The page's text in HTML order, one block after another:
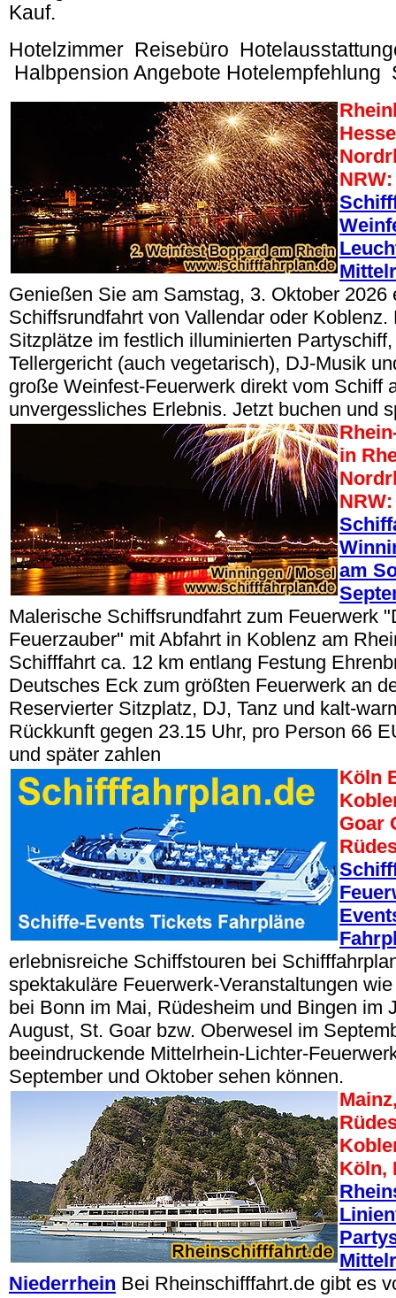
Kauf.
Hotelzimmer Reisebüro
Halbpension Angebote Hotelempfehlung
Genießen Sie am Samstag, 3. Oktober 2026
Schiffsrundfahrt von Vallendar oder Koblenz.
Sitzplätze im festlich illuminierten
Tellergericht (auch vegetarisch), DJ-Musik
große Weinfest-Feuerwerk direkt vom Schiff
unvergessliches Erlebnis. Jetzt buchen und
in
NRW:
am
Malerische Schiffsrundfahrt zum Feuerwerk
Feuerzauber" mit Abfahrt in Koblenz am
Schifffahrt ca. 12 km entlang Festung
Deutsches Eck zum größten Feuerwerk an
Reservierter Sitzplatz, DJ, Tanz und kalt-
Rückkunft gegen 23.15 Uhr, pro Person 66
und später zahlen
Köln
Goar
erlebnisreiche Schiffstouren bei
spektakuläre Feuerwerk-Veranstaltungen
bei Bonn im Mai, Rüdesheim und Bingen im
August, St. Goar bzw. Oberwesel im
beeindruckende Mittelrhein-Lichter-
September und Oktober sehen können.
Köln,
Niederrhein Bei Rheinschifffahrt.de gibt es